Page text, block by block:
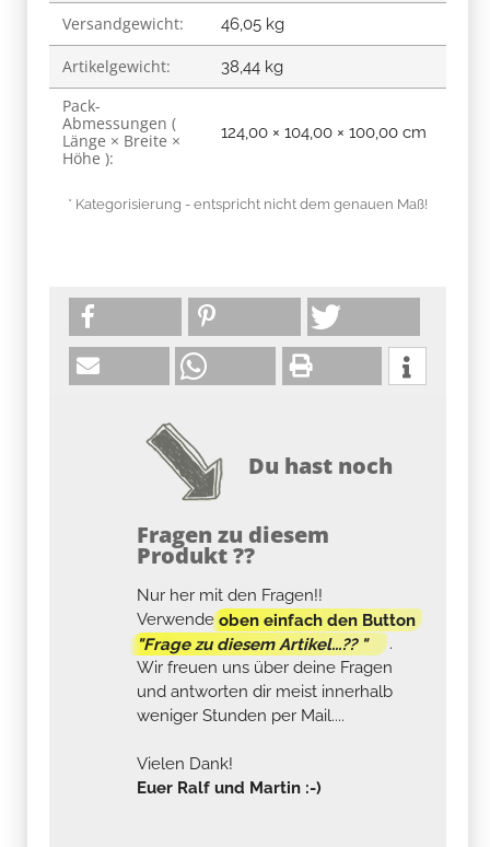
Versandgewicht: 46,05 kg
Artikelgewicht: 38,44 kg
Pack-
Abmessungen (
Länge × Breite ×
Höhe ):
124,00 × 104,00 × 100,00 cm
* Kategorisierung - entspricht nicht dem genauen Maß!
Du hast noch
Fragen zu diesem
Produkt ??
Nur her mit den Fragen!!
Verwendeoben einfach den Button
"Frage zu diesem Artikel...?? "
.
Wir freuen uns über deine Fragen
und antworten dir meist innerhalb
weniger Stunden per Mail....
Vielen Dank!
Euer Ralf und Martin :-)